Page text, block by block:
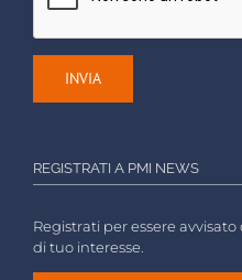
REGISTRATI A PMI NEWS
Registrati per essere
di tuo interesse.